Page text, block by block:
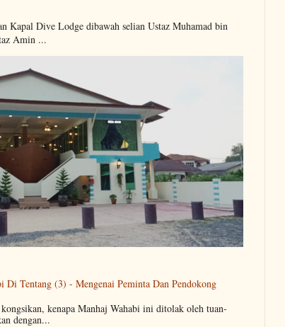
Kapal Dive Lodge dibawah selian Ustaz Muhamad bin
Amin ...
Di Tentang (3) - Mengenai Peminta Dan Pendokong
kenapa Manhaj Wahabi ini ditolak oleh tuan-
dengan...